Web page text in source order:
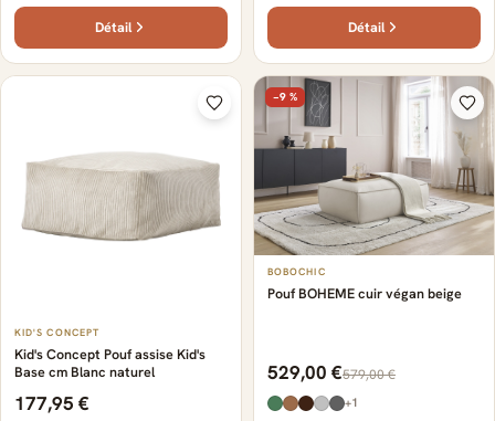
Détail Détail
KID'S CONCEPT
Kid's Concept Pouf assise Kid's
Base cm Blanc naturel
177,95 €
−9 %
BOBOCHIC
Pouf BOHEME cuir végan beige
529,00 €579,00 €
+1